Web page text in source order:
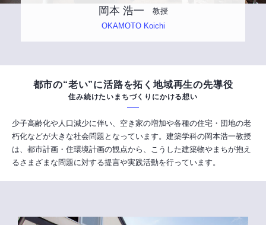
岡本 浩一
教授
OKAMOTO Koichi
都市の“老い”に活路を拓く地域再生の先導役
住み続けたいまちづくりにかける想い
少子高齢化や人口減少に伴い、空き家の増加や各種の住宅・団地の老
朽化などが大きな社会問題となっています。建築学科の岡本浩一教授
は、都市計画・住環境計画の観点から、こうした建築物やまちが抱え
るさまざまな問題に対する提言や実践活動を行っています。